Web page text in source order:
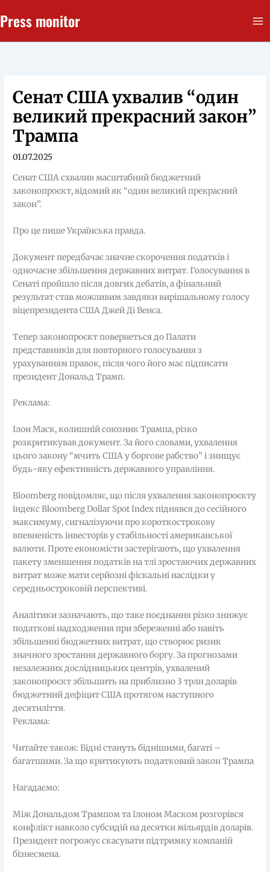
до
Press monitor
Сенат США ухвалив “один
великий прекрасний закон”
Трампа
01.07.2025
Сенат США схвалив масштабний бюджетний
законопроєкт, відомий як “один великий прекрасний
закон”.
Про це пише Українська правда.
Документ передбачає значне скорочення податків і
одночасне збільшення державних витрат. Голосування в
Сенаті пройшло після довгих дебатів, а фінальний
результат став можливим завдяки вирішальному голосу
віцепрезидента США Джей Ді Венса.
Тепер законопроєкт повернеться до Палати
представників для повторного голосування з
урахуванням правок, після чого його має підписати
президент Дональд Трамп.
Реклама:
Ілон Маск, колишній союзник Трампа, різко
розкритикував документ. За його словами, ухвалення
цього закону “мчить США у боргове рабство” і знищує
будь-яку ефективність державного управління.
Bloomberg повідомляє, що після ухвалення законопроєкту
індекс Bloomberg Dollar Spot Index піднявся до сесійного
максимуму, сигналізуючи про короткострокову
впевненість інвесторів у стабільності американської
валюти. Проте економісти застерігають, що ухвалення
пакету зменшення податків на тлі зростаючих державних
витрат може мати серйозні фіскальні наслідки у
середньостроковій перспективі.
Аналітики зазначають, що таке поєднання різко знижує
податкові надходження при збереженні або навіть
збільшенні бюджетних витрат, що створює ризик
значного зростання державного боргу. За прогнозами
незалежних дослідницьких центрів, ухвалений
законопроєкт збільшить на приблизно 3 трлн доларів
бюджетний дефіцит США протягом наступного
десятиліття.
Реклама:
Читайте також: Бідні стануть біднішими, багаті –
багатшими. За що критикують податковий закон Трампа
Нагадаємо:
Між Дональдом Трампом та Ілоном Маском розгорівся
конфлікт навколо субсидій на десятки мільярдів доларів.
Президент погрожує скасувати підтримку компаній
бізнесмена.